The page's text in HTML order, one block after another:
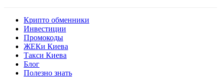
Крипто обменники
Инвестиции
Промокоды
ЖЕКи Киева
Такси Киева
Блог
Полезно знать